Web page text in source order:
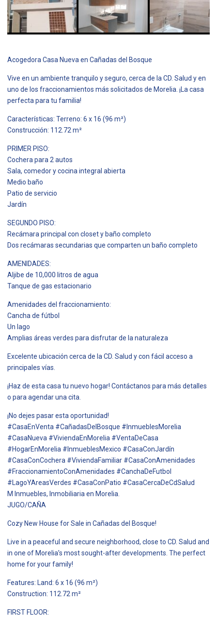
Acogedora Casa Nueva en Cañadas del Bosque
Vive en un ambiente tranquilo y seguro, cerca de la CD. Salud y en
uno de los fraccionamientos más solicitados de Morelia. ¡La casa
perfecta para tu familia!
Características: Terreno: 6 x 16 (96 m²)
Construcción: 112.72 m²
PRIMER PISO:
Cochera para 2 autos
Sala, comedor y cocina integral abierta
Medio baño
Patio de servicio
Jardín
SEGUNDO PISO:
Recámara principal con closet y baño completo
Dos recámaras secundarias que comparten un baño completo
AMENIDADES:
Aljibe de 10,000 litros de agua
Tanque de gas estacionario
Amenidades del fraccionamiento:
Cancha de fútbol
Un lago
Amplias áreas verdes para disfrutar de la naturaleza
Excelente ubicación cerca de la CD. Salud y con fácil acceso a
principales vías.
¡Haz de esta casa tu nuevo hogar! Contáctanos para más detalles
o para agendar una cita.
¡No dejes pasar esta oportunidad!
#CasaEnVenta #CañadasDelBosque #InmueblesMorelia
#CasaNueva #ViviendaEnMorelia #VentaDeCasa
#HogarEnMorelia #InmueblesMexico #CasaConJardín
#CasaConCochera #ViviendaFamiliar #CasaConAmenidades
#FraccionamientoConAmenidades #CanchaDeFutbol
#LagoYAreasVerdes #CasaConPatio #CasaCercaDeCdSalud
M Inmuebles, Inmobiliaria en Morelia.
JUGO/CAÑA
Cozy New House for Sale in Cañadas del Bosque!
Live in a peaceful and secure neighborhood, close to CD. Salud and
in one of Morelia’s most sought-after developments. The perfect
home for your family!
Features: Land: 6 x 16 (96 m²)
Construction: 112.72 m²
FIRST FLOOR: